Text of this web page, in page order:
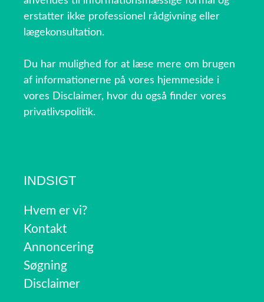
erstatter ikke professionel rådgivning eller
lægekonsultation.
Du har mulighed for at læse mere om brugen
af informationerne på vores hjemmeside i
vores Disclaimer, hvor du også finder vores
privatlivspolitik.
INDSIGT
Hvem er vi?
Kontakt
Annoncering
Søgning
Disclaimer